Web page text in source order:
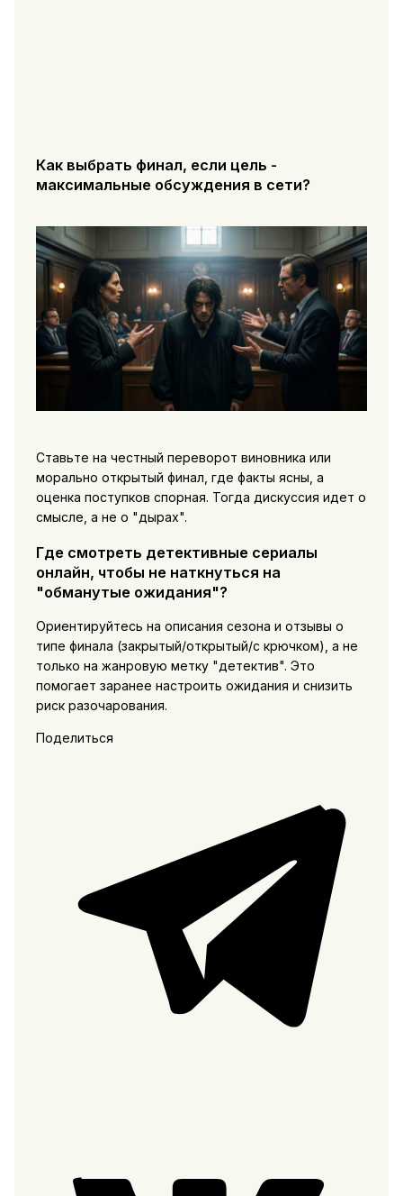
Как выбрать финал, если цель -
максимальные обсуждения в сети?
Ставьте на честный переворот виновника или
морально открытый финал, где факты ясны, а
оценка поступков спорная. Тогда дискуссия идет о
смысле, а не о "дырах".
Где смотреть детективные сериалы
онлайн, чтобы не наткнуться на
"обманутые ожидания"?
Ориентируйтесь на описания сезона и отзывы о
типе финала (закрытый/открытый/с крючком), а не
только на жанровую метку "детектив". Это
помогает заранее настроить ожидания и снизить
риск разочарования.
Поделиться